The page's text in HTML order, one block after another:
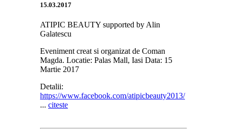
15.03.2017
ATIPIC BEAUTY supported by Alin
Galatescu
Eveniment creat si organizat de Coman
Magda. Locatie: Palas Mall, Iasi Data: 15
Martie 2017
Detalii:
https://www.facebook.com/atipicbeauty2013/
... citeste